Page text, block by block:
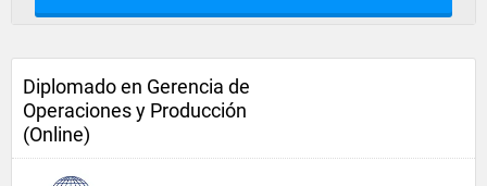
Diplomado en Gerencia de
Operaciones y Producción
(Online)